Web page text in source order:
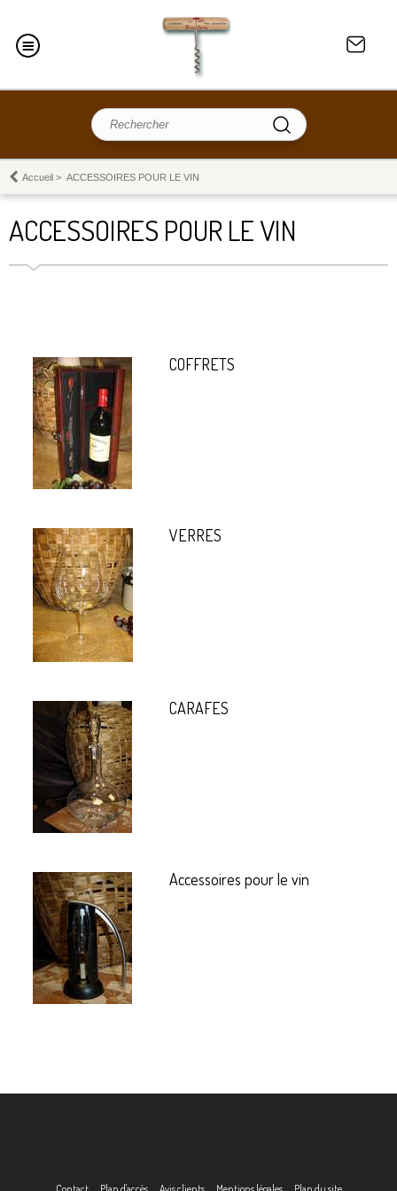
Accueil > ACCESSOIRES POUR LE VIN
ACCESSOIRES POUR LE VIN
COFFRETS
VERRES
CARAFES
Accessoires pour le vin